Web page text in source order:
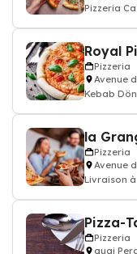
Pizzeria
Royal
Pizzeria
Avenue
Kebab
la
Pizzeria
Avenue
Livraison
Pizza-
Pizzeria
quai